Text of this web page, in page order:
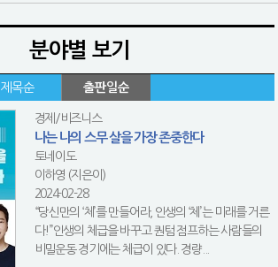
분야별 보기
제목순 출판일순
경제/비즈니스
나는 나의 스무 살을 가장 존중한다
토네이도
이하영 (지은이)
2024-02-28
“당신만의 ‘체’를 만들어라, 인생의 ‘체’는 미래를 거른
다!”인생의 체급을 바꾸고 퀀텀 점프하는 사람들의
비밀운동 경기에는 체급이 있다. 경량...